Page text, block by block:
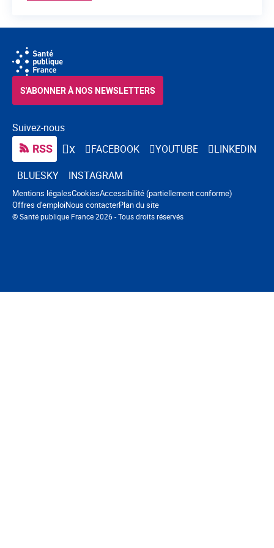
Suivez-nous
RSS X FACEBOOK YOUTUBE
LINKEDIN
BLUESKY
INSTAGRAM
S'ABONNER À NOS NEWSLETTERS
© Santé publique France 2026 - Tous droits réservés
Navigation pied de page
Mentions légalesCookiesAccessibilité (partiellement conforme)
Offres d'emploiNous contacterPlan du site